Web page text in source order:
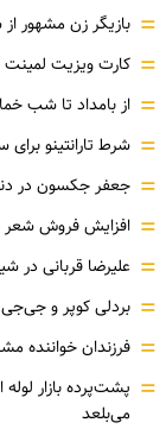
= بازیگر زن مشهور
= کارت ویزیت
= از بامداد تا شب
= شرط تارانتینو
= جعفر جکسون در
= افزایش فروش شعر
= علیرضا قربانی در
= بردلی کوپر و جی‌جی
= فرزندان خواننده
=
می‌بلعد